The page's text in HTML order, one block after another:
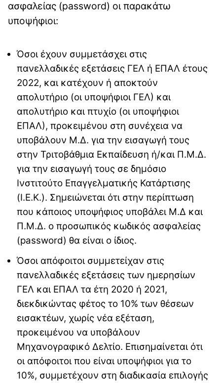
ασφαλείας (password) οι παρακάτω
υποψήφιοι:
Όσοι έχουν συμμετάσχει στις
πανελλαδικές εξετάσεις ΓΕΛ ή ΕΠΑΛ έτους
2022, και κατέχουν ή αποκτούν
απολυτήριο (οι υποψήφιοι ΓΕΛ) και
απολυτήριο και πτυχίο (οι υποψήφιοι
ΕΠΑΛ), προκειμένου στη συνέχεια να
υποβάλουν Μ.Δ. για την εισαγωγή τους
στην Τριτοβάθμια Εκπαίδευση ή/και Π.Μ.Δ.
για την εισαγωγή τους σε δημόσιο
Ινστιτούτο Επαγγελματικής Κατάρτισης
(Ι.Ε.Κ.). Σημειώνεται ότι στην περίπτωση
που κάποιος υποψήφιος υποβάλει Μ.Δ και
Π.Μ.Δ. ο προσωπικός κωδικός ασφαλείας
(password) θα είναι ο ίδιος.
Όσοι απόφοιτοι συμμετείχαν στις
πανελλαδικές εξετάσεις των ημερησίων
ΓΕΛ και ΕΠΑΛ τα έτη 2020 ή 2021,
διεκδικώντας φέτος το 10% των θέσεων
εισακτέων, χωρίς νέα εξέταση,
προκειμένου να υποβάλουν
Μηχανογραφικό Δελτίο. Επισημαίνεται ότι
οι απόφοιτοι που είναι υποψήφιοι για το
10%, συμμετέχουν στη διαδικασία επιλογής